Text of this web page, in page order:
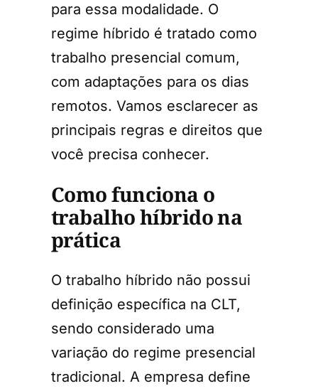
para essa modalidade. O
regime híbrido é tratado como
trabalho presencial comum,
com adaptações para os dias
remotos. Vamos esclarecer as
principais regras e direitos que
você precisa conhecer.
Como funciona o
trabalho híbrido na
prática
O trabalho híbrido não possui
definição específica na CLT,
sendo considerado uma
variação do regime presencial
tradicional. A empresa define